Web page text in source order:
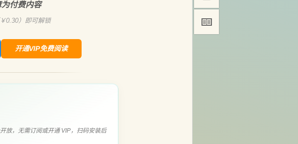
为付费内容
0.30）即可解锁
开通VIP免费阅读
放，无需订阅或开通 VIP，扫码安装后